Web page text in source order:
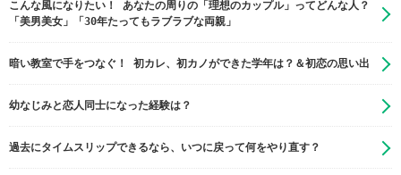
こんな風になりたい！ あなたの周りの「理想のカップル」ってどんな人？
「美男美女」「30年たってもラブラブな両親」
暗い教室で手をつなぐ！ 初カレ、初カノができた学年は？＆初恋の思い出
幼なじみと恋人同士になった経験は？
過去にタイムスリップできるなら、いつに戻って何をやり直す？